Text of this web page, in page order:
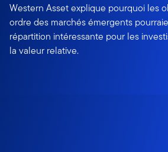
Western Asset explique pourquoi les
ordre des marchés émergents
répartition intéressante pour les
la valeur relative.